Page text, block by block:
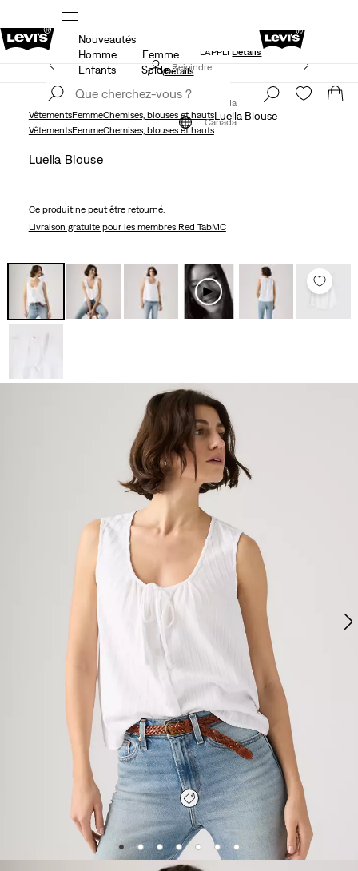
LE MEILLEUR DE LEVI'SMD – MAINTENANT DANS
L’APPLIDétails
Rejoindre
Canada
Nouveautés
Homme
Femme
Enfants
Solde
15 % DE RABAIS SUR VOTRE PREMIÈRE COMMANDE
Détails
maintenant
Canada
VêtementsFemmeChemises, blouses et hautsLuella Blouse
VêtementsFemmeChemises, blouses et hauts
Luella Blouse
Ce produit ne peut être retourné.
Livraison gratuitepour les membres Red TabMC